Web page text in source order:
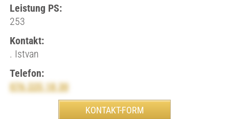
Leistung PS:
253
Kontakt:
. Istvan
Telefon:
076 225 18 30